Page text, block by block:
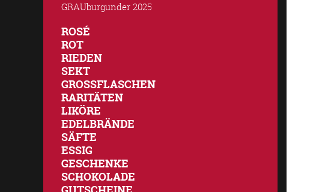
GRAUburgunder 2025
ROSÉ
ROT
RIEDEN
SEKT
GROSSFLASCHEN
RARITÄTEN
LIKÖRE
EDELBRÄNDE
SÄFTE
ESSIG
GESCHENKE
SCHOKOLADE